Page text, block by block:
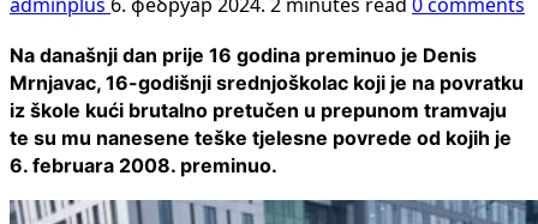
Na današnji dan prije 16 godina preminuo je Denis
Mrnjavac, 16-godišnji srednjoškolac koji je na povratku
iz škole kući brutalno pretučen u prepunom tramvaju
te su mu nanesene teške tjelesne povrede od kojih je
6. februara 2008. preminuo.